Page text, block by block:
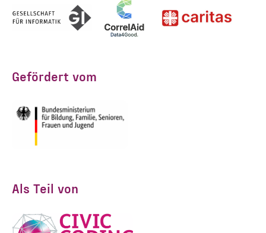
Gefördert vom
Als Teil von
ANMELDEN